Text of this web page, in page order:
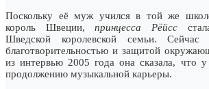
Поскольку её муж учился в той же
король Швеции,принцесса Рёйсс
Шведской королевской семьи. Сейчас
благотворительностью и защитой
из интервью 2005 года она сказала, что
продолжению музыкальной карьеры.